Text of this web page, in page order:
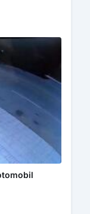
sağlamak için
Politikamız